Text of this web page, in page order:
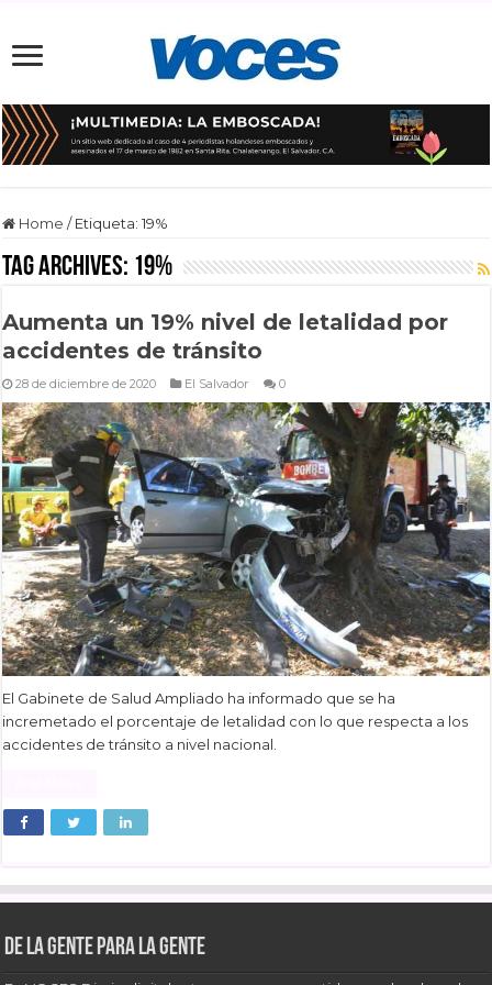
Home / Etiqueta:19%
Tag Archives: 19%
Aumenta un 19% nivel de letalidad por
accidentes de tránsito
28 de diciembre de 2020 El Salvador 0
El Gabinete de Salud Ampliado ha informado que se ha
incremetado el porcentaje de letalidad con lo que respecta a los
accidentes de tránsito a nivel nacional.
De la gente para la gente